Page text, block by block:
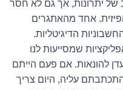
של יתרונות, אך גם לא חסר
אחד מהאתגרים
הדיגיטליות.
שמסייעות לנו
להונאות. אם פעם הייתם
עליה, היום צריך